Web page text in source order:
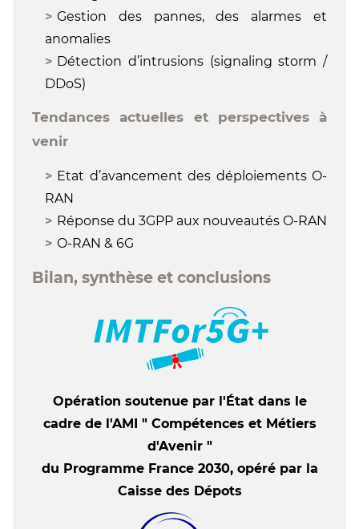
Gestion des pannes, des alarmes et
anomalies
Détection d’intrusions (signaling storm /
DDoS)
Tendances actuelles et perspectives à
venir
Etat d’avancement des déploiements O-
RAN
Réponse du 3GPP aux nouveautés O-RAN
O-RAN & 6G
Bilan, synthèse et conclusions
Opération soutenue par l'État dans le
cadre de l'AMI " Compétences et Métiers
d'Avenir "
du Programme France 2030, opéré par la
Caisse des Dépots